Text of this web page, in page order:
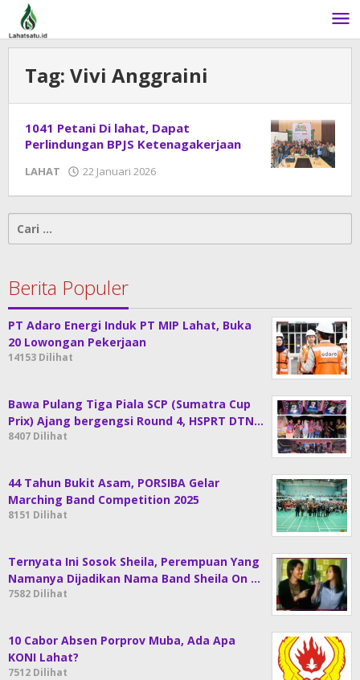
Lewati
konten
Tag: Vivi Anggraini
1041 Petani Di lahat, Dapat
Perlindungan BPJS Ketenagakerjaan
LAHAT 22 Januari 2026
Cari
untuk:
Berita Populer
PT Adaro Energi Induk PT MIP Lahat, Buka
20 Lowongan Pekerjaan
14153 Dilihat
Bawa Pulang Tiga Piala SCP (Sumatra Cup
Prix) Ajang bergengsi Round 4, HSPRT DTN…
8407 Dilihat
44 Tahun Bukit Asam, PORSIBA Gelar
Marching Band Competition 2025
8151 Dilihat
Ternyata Ini Sosok Sheila, Perempuan Yang
Namanya Dijadikan Nama Band Sheila On …
7582 Dilihat
10 Cabor Absen Porprov Muba, Ada Apa
KONI Lahat?
7512 Dilihat